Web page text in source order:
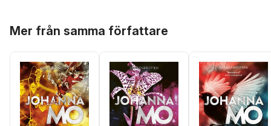
Mer från samma författare